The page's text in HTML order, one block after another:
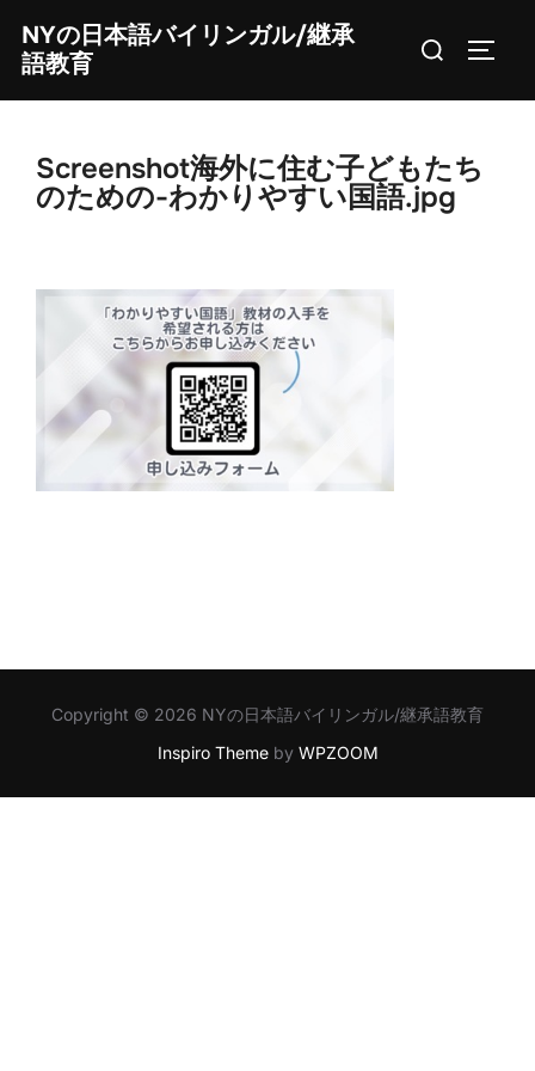
content
NYの日本語バイリンガル/継承
語教育
Search
Screenshot海外に住む子どもたち
のための-わかりやすい国語.jpg
Copyright © 2026 NYの日本語バイリンガル/継承語教育
Inspiro Themeby WPZOOM